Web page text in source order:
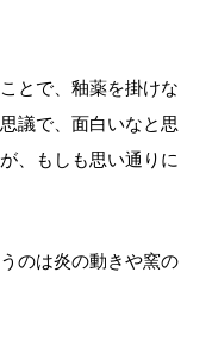
とで、釉薬を掛けな
議で、面白いなと思
、もしも思い通りに
のは炎の動きや窯の